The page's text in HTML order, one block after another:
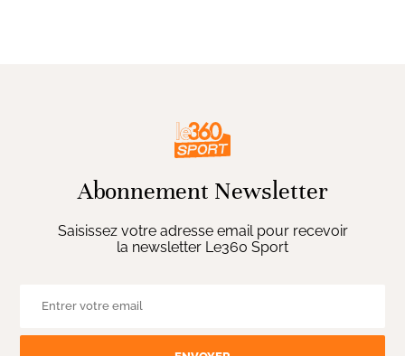
Abonnement Newsletter
Saisissez votre adresse email pour recevoir
la newsletter Le360 Sport